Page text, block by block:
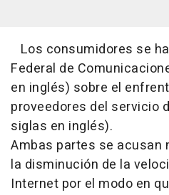
Los consumidores se
Federal de
en inglés) sobre el
proveedores del servicio
siglas en inglés).
Ambas partes se acusan
la disminución de la
Internet por el modo en